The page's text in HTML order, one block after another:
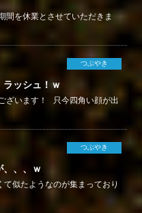
間を休業とさせていただきま
つぶやき
ラッシュ！ｗ
ざいます！ 只今四角い顔が出
つぶやき
、、、ｗ
似たようなのが集まっており